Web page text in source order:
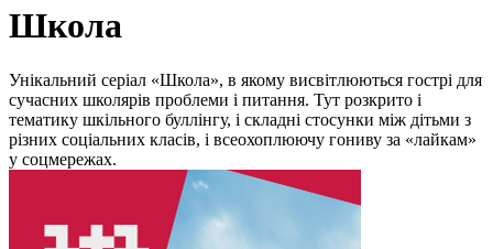
Школа
Унікальний серіал «Школа», в якому висвітлюються гострі для
сучасних школярів проблеми і питання. Тут розкрито і
тематику шкільного буллінгу, і складні стосунки між дітьми з
різних соціальних класів, і всеохоплюючу гониву за «лайкам»
у соцмережах.